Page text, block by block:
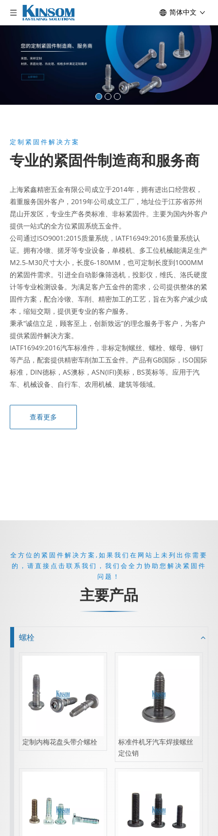
简体中文
定制紧固件解决方案
专业的紧固件制造商和服务商
上海紧鑫精密五金有限公司成立于2014年，拥有进出口经营权，
着重服务国外客户，2019年公司成立工厂，地址位于江苏省苏州
昆山开发区，专业生产各类标准、非标紧固件。主要为国内外客户
提供一站式的全方位紧固系统五金件。
公司通过ISO9001:2015质量系统 ，IATF16949:2016质量系统认
证。拥有冷镦、搓牙等专业设备，单模机、多工位机械能满足生产
M2.5-M30尺寸大小，长度6-180MM，也可定制长度到1000MM
的紧固件需求。引进全自动影像筛选机，投影仪，维氏、洛氏硬度
计等专业检测设备。为满足客户五金件的需求，公司提供整体的紧
固件方案，配合冷镦、车削、精密加工的工艺，旨在为客户减少成
本，缩短交期，提供更专业的客户服务。
秉承“诚信立足，顾客至上，创新致远”的理念服务于客户，为客户
提供紧固件解决方案。
IATF16949:2016汽车标准件，非标定制螺丝、螺栓、螺母、铆钉
等产品，配套提供精密车削加工五金件。产品有GB国际，ISO国际
标准，DIN德标，AS澳标，ASN(IFI)美标，BS英标等。应用于汽
车、机械设备、自行车、农用机械、建筑等领域。
查看更多
全方位的紧固件解决方案,如果我们在网站上未列出你需要
的，请直接点击联系我们，我们会全力协助您解决紧固件
问题！
主要产品
螺栓
定制内梅花盘头带介螺栓
标准件机牙汽车焊接螺丝
定位销